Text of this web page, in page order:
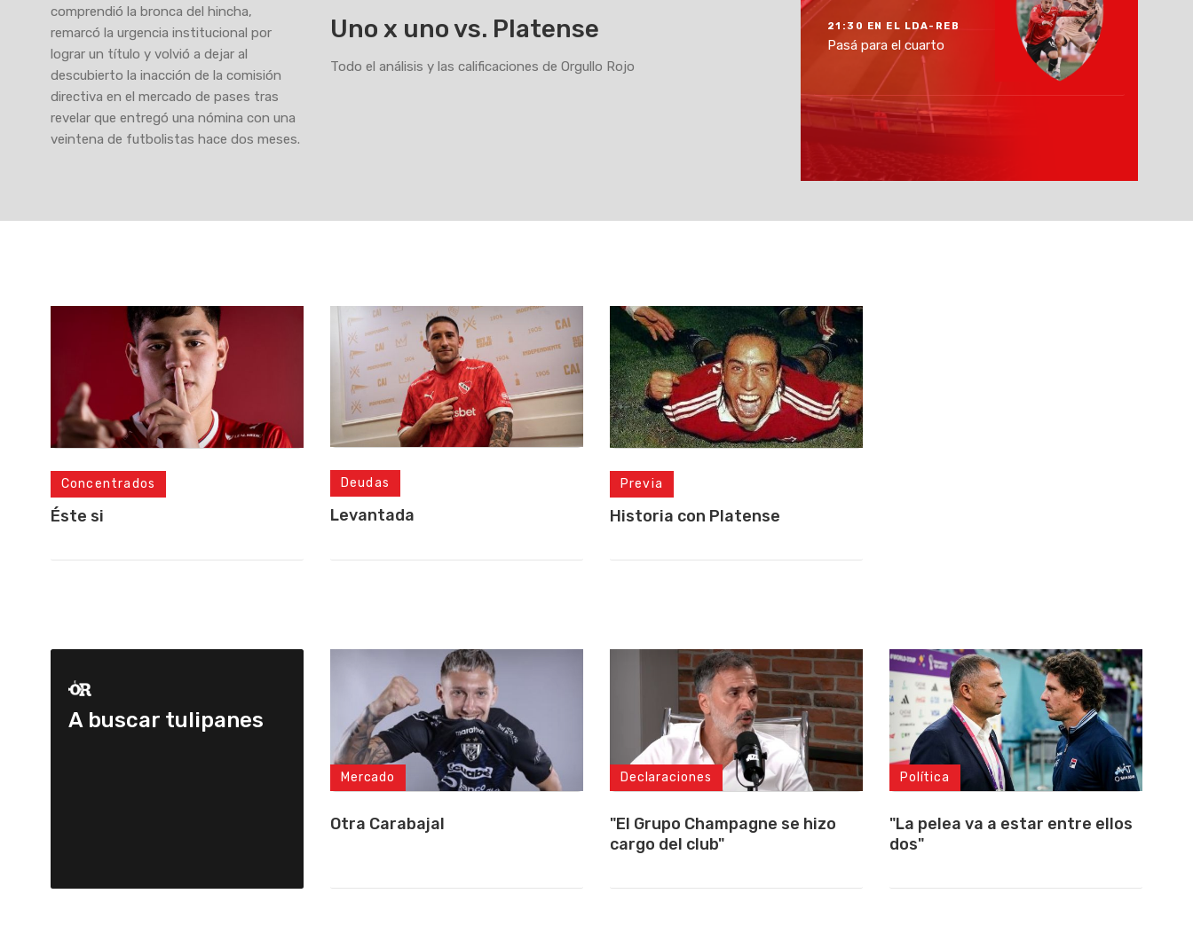
comprendió la bronca del hincha,
remarcó la urgencia institucional por
lograr un título y volvió a dejar al
descubierto la inacción de la comisión
directiva en el mercado de pases tras
revelar que entregó una nómina con una
veintena de futbolistas hace dos meses.
Uno x uno vs. Platense
Todo el análisis y las calificaciones de Orgullo Rojo
21:30 EN EL LDA-REB
Pasá para el cuarto
Concentrados
Éste si
Deudas
Levantada
Previa
Historia con Platense
A buscar tulipanes
Mercado
Otra Carabajal
Declaraciones
"El Grupo Champagne se hizo
cargo del club"
Política
"La pelea va a estar entre ellos
dos"